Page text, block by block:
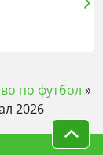
по футбол »
2026